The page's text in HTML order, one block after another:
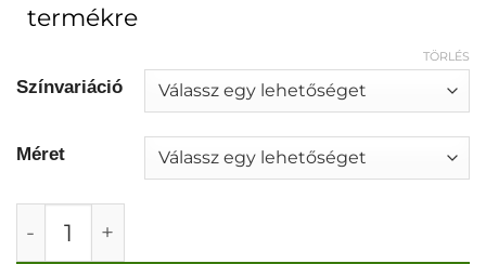
termékre
Színvariáció
Méret
TÖRLÉS
Rugalmas csipke combvédő (bézs, fekete,